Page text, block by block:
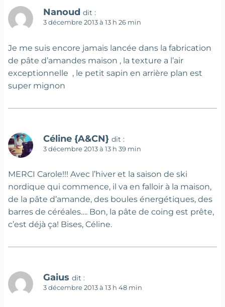
Nanoud dit :
3 décembre 2013 à 13 h 26 min
Je me suis encore jamais lancée dans la fabrication
de pâte d’amandes maison , la texture a l’air
exceptionnelle , le petit sapin en arrière plan est
super mignon
Céline {A&CN} dit :
3 décembre 2013 à 13 h 39 min
MERCI Carole!!! Avec l’hiver et la saison de ski
nordique qui commence, il va en falloir à la maison,
de la pâte d’amande, des boules énergétiques, des
barres de céréales…. Bon, la pâte de coing est prête,
c’est déjà ça! Bises, Céline.
Gaius dit :
3 décembre 2013 à 13 h 48 min